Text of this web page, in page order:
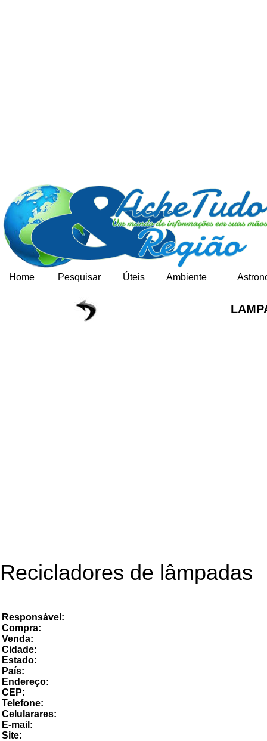
Home Pesquisar Úteis Ambiente
Recicladores de lâmpadas
Responsável:
Compra:
Venda:
Cidade:
Estado:
País:
Endereço:
CEP:
Telefone:
Celularares:
E-mail:
Site: